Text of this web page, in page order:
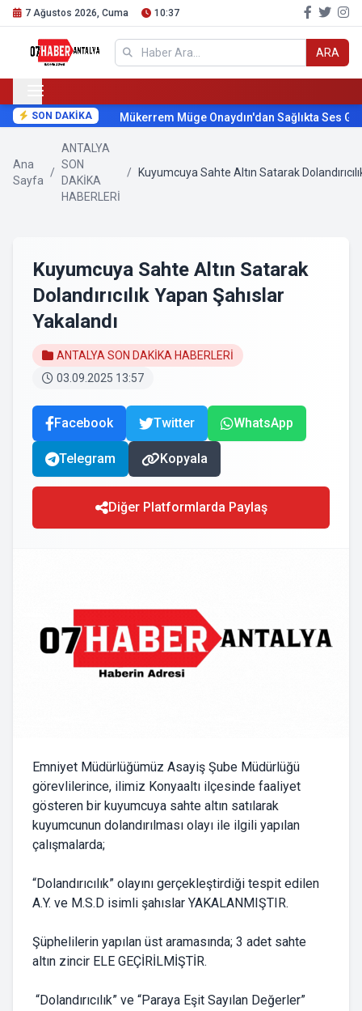
7 Ağustos 2026, Cuma 10:37
ARA
SON DAKİKA Mükerrem Müge Onaydın'dan Sağlıkta Ses
Ana
Sayfa
/
ANTALYA
SON
DAKİKA
HABERLERİ
/ Kuyumcuya Sahte Altın Satarak
Kuyumcuya Sahte Altın Satarak
Dolandırıcılık Yapan Şahıslar
Yakalandı
ANTALYA SON DAKİKA HABERLERİ
03.09.2025 13:57
Facebook Twitter WhatsApp
Telegram Kopyala
Diğer Platformlarda Paylaş
Emniyet Müdürlüğümüz Asayiş Şube Müdürlüğü
görevlilerince, ilimiz Konyaaltı ilçesinde faaliyet
gösteren bir kuyumcuya sahte altın satılarak
kuyumcunun dolandırılması olayı ile ilgili yapılan
çalışmalarda;
“Dolandırıcılık” olayını gerçekleştirdiği tespit edilen
A.Y. ve M.S.D isimli şahıslar YAKALANMIŞTIR.
Şüphelilerin yapılan üst aramasında; 3 adet sahte
altın zincir ELE GEÇİRİLMİŞTİR.
“Dolandırıcılık” ve “Paraya Eşit Sayılan Değerler”